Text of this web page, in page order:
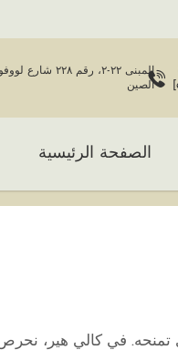
المبنى ٢٢-٢،
الصين
الصفحة الرئيسية